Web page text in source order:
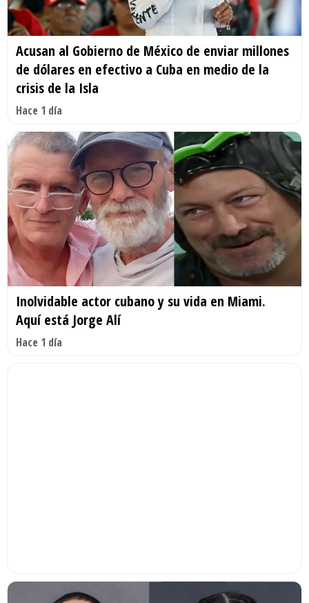
Acusan al Gobierno de México de enviar millones
de dólares en efectivo a Cuba en medio de la
crisis de la Isla
Hace 1 día
Inolvidable actor cubano y su vida en Miami.
Aquí está Jorge Alí
Hace 1 día